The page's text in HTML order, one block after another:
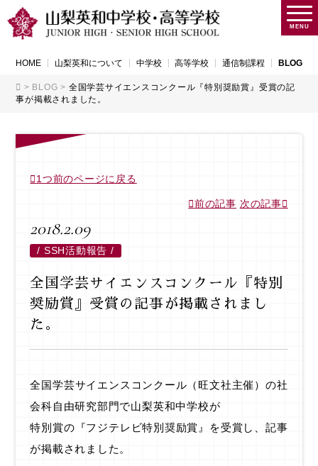
MENU
HOME 山梨英和について 中学校 高等学校 通信制課程 BLOG
> BLOG > 全国学芸サイエンスコンクール『特別奨励賞』受賞の記
事が掲載されました。
1つ前のページに戻る
前の記事 次の記事
2018.2.09
/ SSH活動報告 /
全国学芸サイエンスコンクール『特別
奨励賞』受賞の記事が掲載されまし
た。
全国学芸サイエンスコンクール（旺文社主催）の社
会科自由研究部門で山梨英和中学校が
特別賞の『フジテレビ特別奨励賞』を受賞し、記事
が掲載されました。